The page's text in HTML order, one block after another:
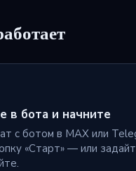
в бота и начните
с ботом в MAX или
«Старт» — или